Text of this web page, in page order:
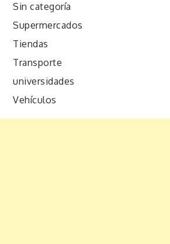
Sin categoría
Supermercados
Tiendas
Transporte
universidades
Vehículos